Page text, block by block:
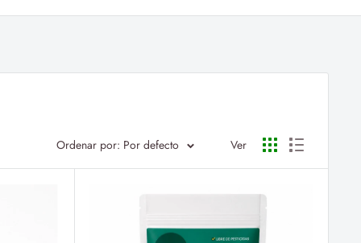
Ordenar por: Por defecto Ver